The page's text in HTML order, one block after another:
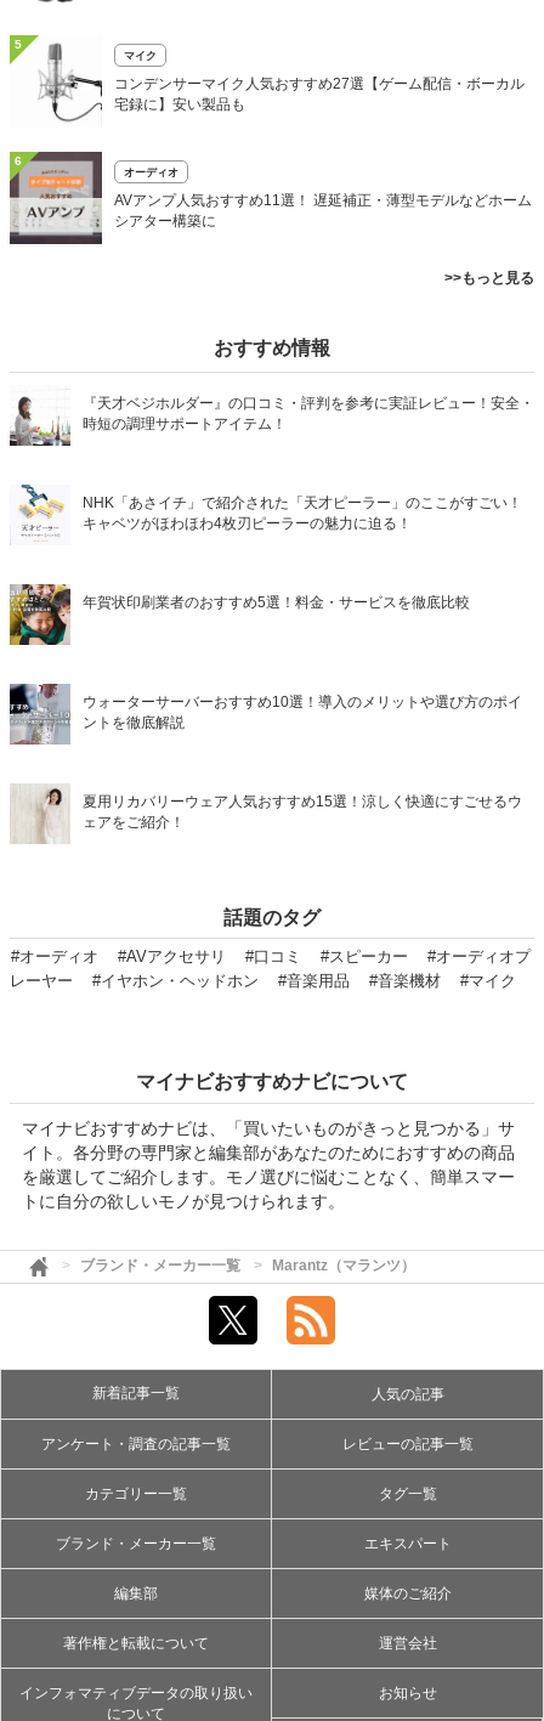
5
マイク
コンデンサーマイク人気おすすめ27選【ゲーム配信・ボーカル
宅録に】安い製品も
6
オーディオ
AVアンプ人気おすすめ11選！ 遅延補正・薄型モデルなどホーム
シアター構築に
>>もっと見る
おすすめ情報
『天才ベジホルダー』の口コミ・評判を参考に実証レビュー！安全・
時短の調理サポートアイテム！
NHK「あさイチ」で紹介された「天才ピーラー」のここがすごい！
キャベツがほわほわ4枚刃ピーラーの魅力に迫る！
年賀状印刷業者のおすすめ5選！料金・サービスを徹底比較
ウォーターサーバーおすすめ10選！導入のメリットや選び方のポイ
ントを徹底解説
夏用リカバリーウェア人気おすすめ15選！涼しく快適にすごせるウ
ェアをご紹介！
話題のタグ
#オーディオ #AVアクセサリ #口コミ #スピーカー
#オーディオプ
レーヤー
#イヤホン・ヘッドホン #音楽用品 #音楽機材 #マイク
マイナビおすすめナビについて
マイナビおすすめナビは、「買いたいものがきっと見つかる」サ
イト。各分野の専門家と編集部があなたのためにおすすめの商品
を厳選してご紹介します。モノ選びに悩むことなく、簡単スマー
トに自分の欲しいモノが見つけられます。
ブランド・メーカー一覧 Marantz（マランツ）
新着記事一覧 人気の記事
アンケート・調査の記事一覧 レビューの記事一覧
カテゴリー一覧 タグ一覧
ブランド・メーカー一覧 エキスパート
編集部 媒体のご紹介
著作権と転載について 運営会社
インフォマティブデータの取り扱い
について
お知らせ